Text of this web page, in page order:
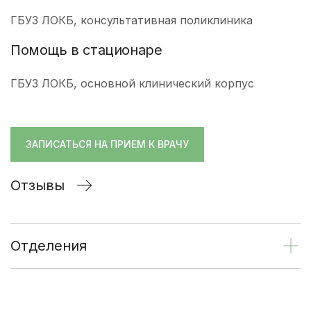
ГБУЗ ЛОКБ, консультативная поликлиника
Помощь в стационаре
ГБУЗ ЛОКБ, основной клинический корпус
ЗАПИСАТЬСЯ НА ПРИЕМ К ВРАЧУ
Отзывы
Отделения